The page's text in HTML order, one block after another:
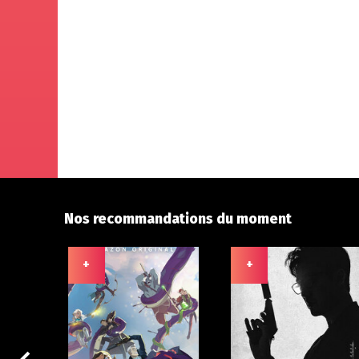
Nos recommandations du moment
+ +